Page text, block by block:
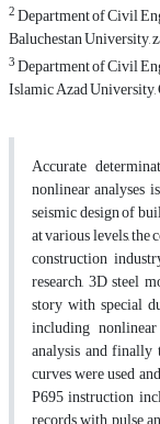
2Department of Civil
Baluchestan University,
3Department of Civil
Islamic Azad University,
Accurate
nonlinear analyses
seismic design of
at various levels,
construction
research, 3D steel
story with special
including
analysis and
curves were used
P695 instruction